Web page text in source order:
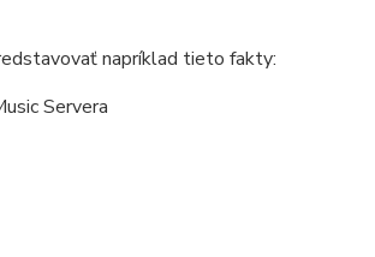
napríklad tieto fakty:
Servera